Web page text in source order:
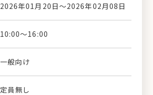
2026年01月20日～2026年02月08日
10:00～16:00
一般向け
定員無し